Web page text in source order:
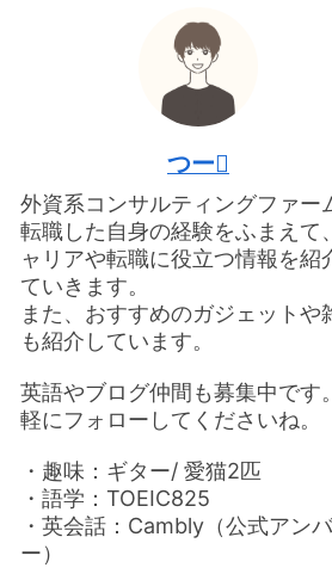
つー
外資系コンサルティングファー
転職した自身の経験をふまえて
ャリアや転職に役立つ情報を紹
ていきます。
また、おすすめのガジェットや
も紹介しています。
英語やブログ仲間も募集中です
軽にフォローしてくださいね。
・趣味：ギター/ 愛猫2匹
・語学：TOEIC825
・英会話：Cambly（公式アン
ー）